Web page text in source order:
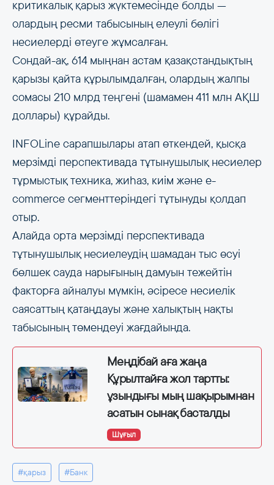
критикалық қарыз жүктемесінде болды —
олардың ресми табысының елеулі бөлігі
несиелерді өтеуге жұмсалған.
Сондай-ақ, 614 мыңнан астам қазақстандықтың
қарызы қайта құрылымдалған, олардың жалпы
сомасы 210 млрд теңгені (шамамен 411 млн АҚШ
доллары) құрайды.
INFOLine сарапшылары атап өткендей, қысқа
мерзімді перспективада тұтынушылық несиелер
тұрмыстық техника, жиһаз, киім және e-
commerce сегменттеріндегі тұтынуды қолдап
отыр.
Алайда орта мерзімді перспективада
тұтынушылық несиелеудің шамадан тыс өсуі
бөлшек сауда нарығының дамуын тежейтін
факторға айналуы мүмкін, әсіресе несиелік
саясаттың қатаңдауы және халықтың нақты
табысының төмендеуі жағдайында.
Меңдібай аға жаңа
Құрылтайға жол тартты:
ұзындығы мың шақырымнан
асатын сынақ басталды
Шұғыл
#қарыз #Банк